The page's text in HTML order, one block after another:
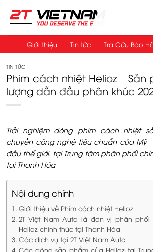
qua
Giới thiệu Tin tức Tra Cứu Bảo
TIN TỨC
Phim cách nhiệt Helioz –
lượng dẫn đầu phân khúc
Trải nghiệm dòng phim cách nhiệt
chuyền công nghệ tiêu chuẩn của Mỹ
đầu thế giới. tại Trung tâm phân phối
tại Thanh Hóa
Nội dung chính
Giới thiệu về Phim cách nhiệt Helioz
2T Việt Nam Auto là đơn vị phân
Helioz chính thức tại Thanh Hóa
Các dịch vụ tại 2T Việt Nam Auto
Các dòng sản phẩm của Helioz tại